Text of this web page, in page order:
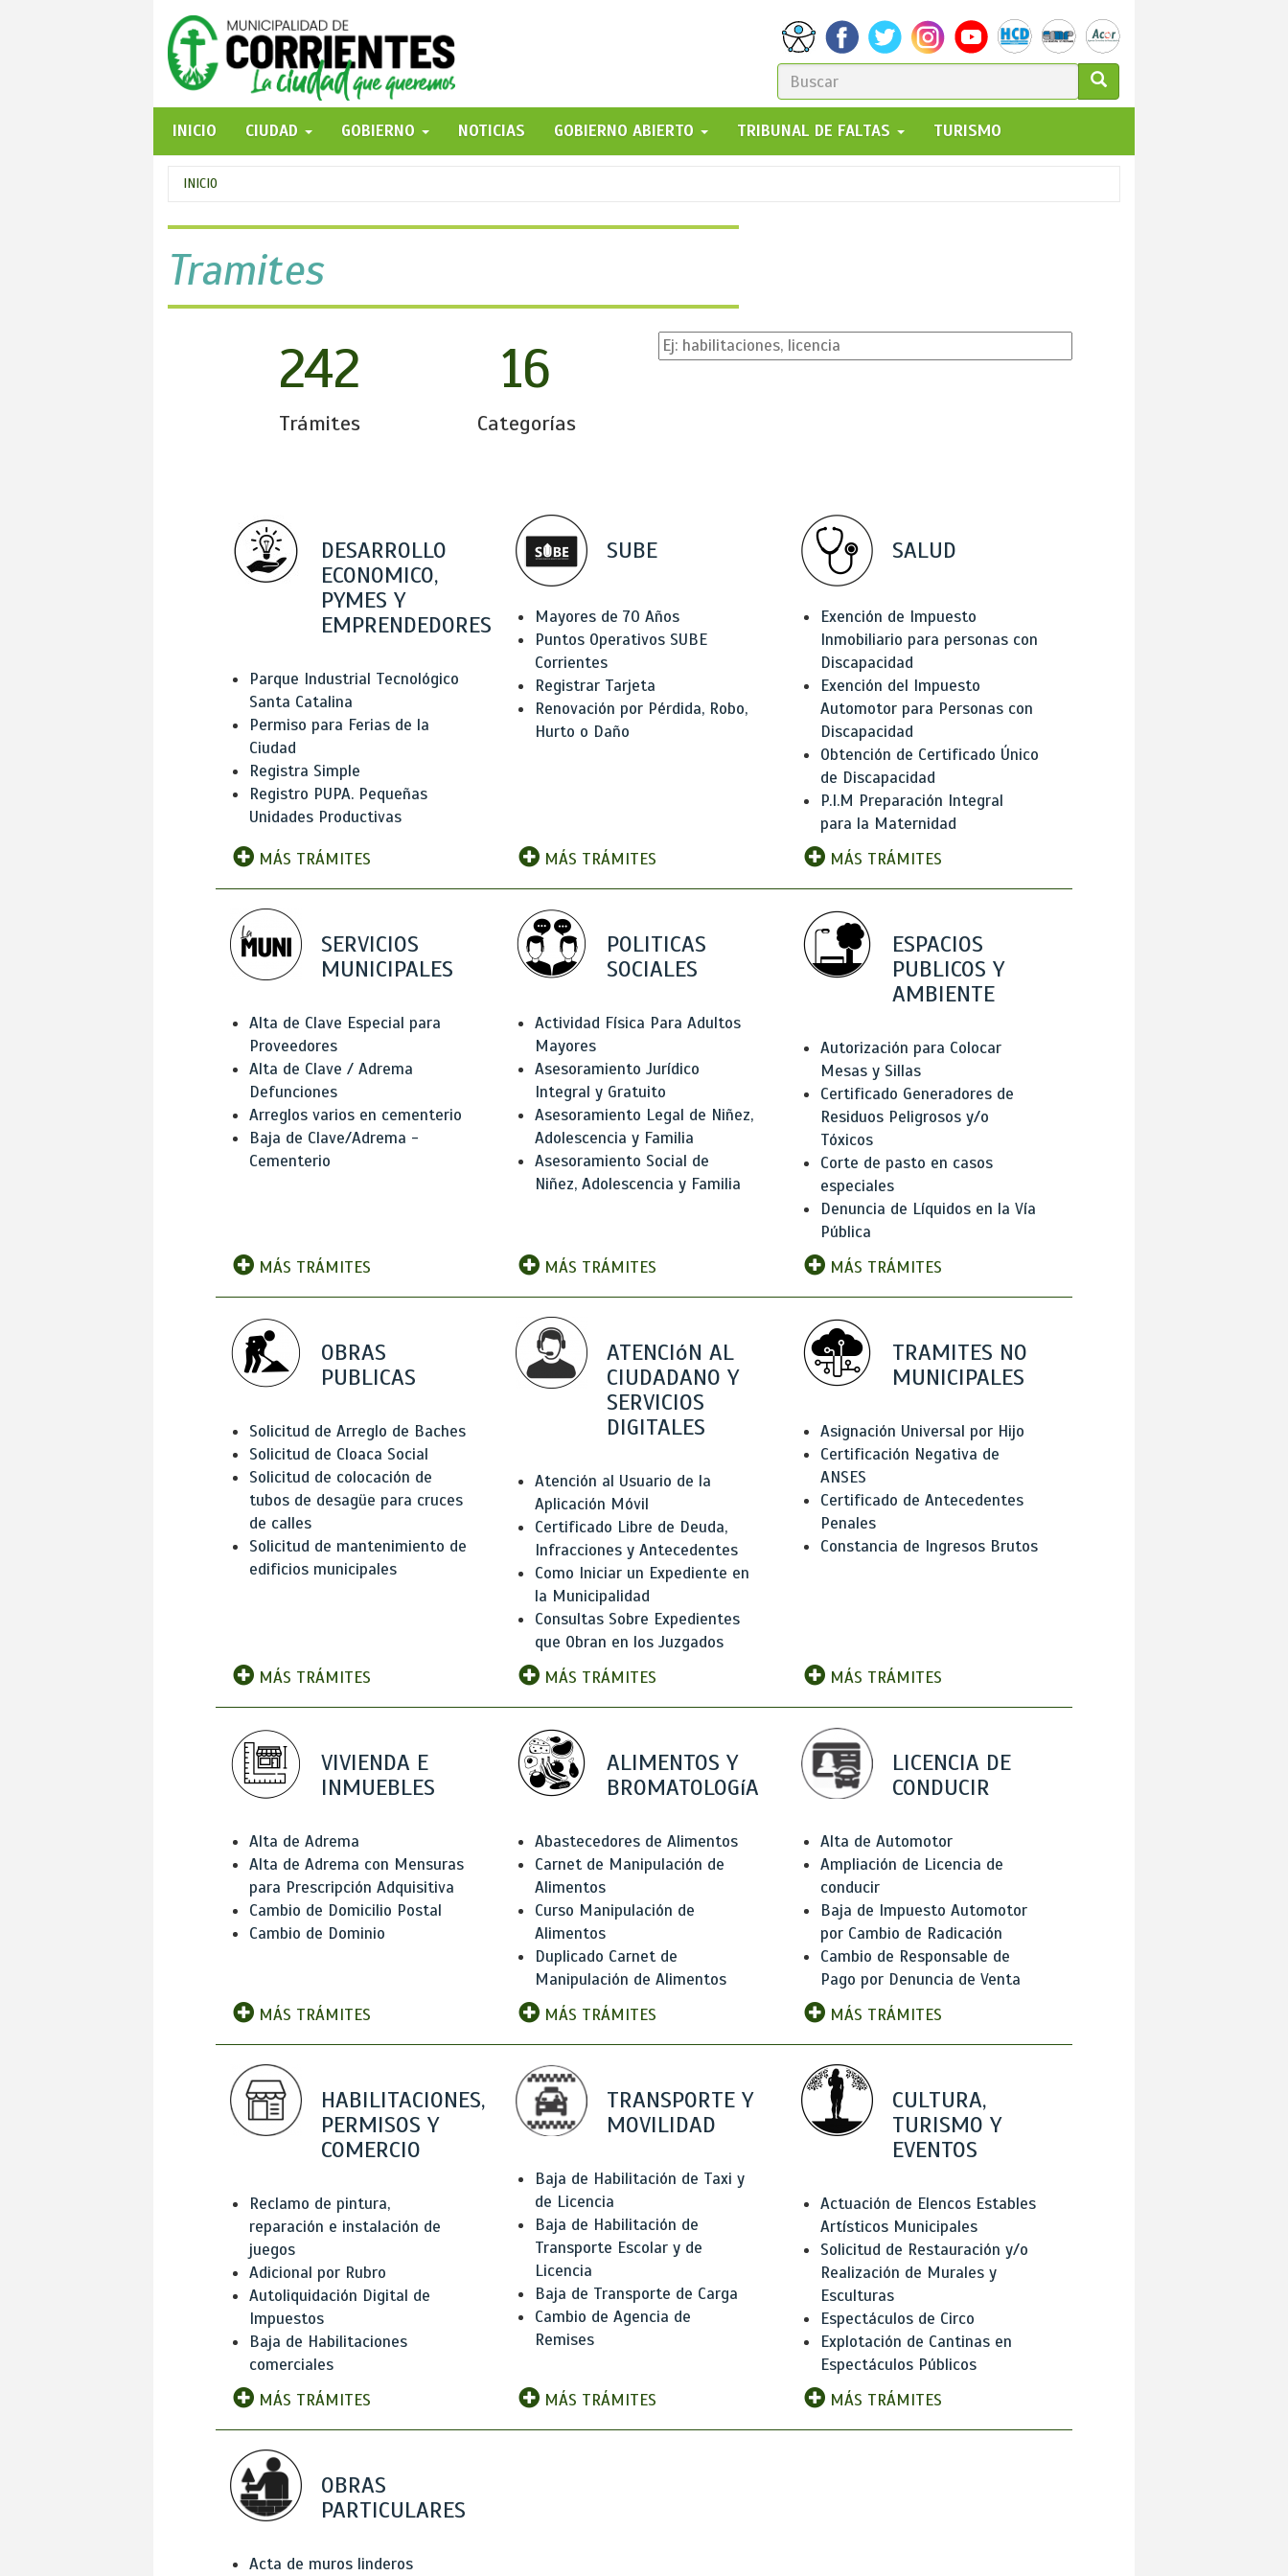
FORMULARIO
DE
BÚSQUEDA
GO!
INICIO
CIUDAD GOBIERNO NOTICIAS GOBIERNO ABIERTO TRIBUNAL DE FALTAS TURISMO
Se
encuentra
usted
aquí
INICIO
Tramites
242
Trámites
16
Categorías
DESARROLLO
ECONOMICO,
PYMES Y
EMPRENDEDORES
Parque Industrial Tecnológico
Santa Catalina
Permiso para Ferias de la
Ciudad
Registra Simple
Registro PUPA. Pequeñas
Unidades Productivas
MÁS TRÁMITES
SUBE
Mayores de 70 Años
Puntos Operativos SUBE
Corrientes
Registrar Tarjeta
Renovación por Pérdida, Robo,
Hurto o Daño
MÁS TRÁMITES
SALUD
Exención de Impuesto
Inmobiliario para personas con
Discapacidad
Exención del Impuesto
Automotor para Personas con
Discapacidad
Obtención de Certificado Único
de Discapacidad
P.I.M Preparación Integral
para la Maternidad
MÁS TRÁMITES
SERVICIOS
MUNICIPALES
Alta de Clave Especial para
Proveedores
Alta de Clave / Adrema
Defunciones
Arreglos varios en cementerio
Baja de Clave/Adrema -
Cementerio
MÁS TRÁMITES
POLITICAS
SOCIALES
Actividad Física Para Adultos
Mayores
Asesoramiento Jurídico
Integral y Gratuito
Asesoramiento Legal de Niñez,
Adolescencia y Familia
Asesoramiento Social de
Niñez, Adolescencia y Familia
MÁS TRÁMITES
ESPACIOS
PUBLICOS Y
AMBIENTE
Autorización para Colocar
Mesas y Sillas
Certificado Generadores de
Residuos Peligrosos y/o
Tóxicos
Corte de pasto en casos
especiales
Denuncia de Líquidos en la Vía
Pública
MÁS TRÁMITES
OBRAS
PUBLICAS
Solicitud de Arreglo de Baches
Solicitud de Cloaca Social
Solicitud de colocación de
tubos de desagüe para cruces
de calles
Solicitud de mantenimiento de
edificios municipales
MÁS TRÁMITES
ATENCIóN AL
CIUDADANO Y
SERVICIOS
DIGITALES
Atención al Usuario de la
Aplicación Móvil
Certificado Libre de Deuda,
Infracciones y Antecedentes
Como Iniciar un Expediente en
la Municipalidad
Consultas Sobre Expedientes
que Obran en los Juzgados
MÁS TRÁMITES
TRAMITES NO
MUNICIPALES
Asignación Universal por Hijo
Certificación Negativa de
ANSES
Certificado de Antecedentes
Penales
Constancia de Ingresos Brutos
MÁS TRÁMITES
VIVIENDA E
INMUEBLES
Alta de Adrema
Alta de Adrema con Mensuras
para Prescripción Adquisitiva
Cambio de Domicilio Postal
Cambio de Dominio
MÁS TRÁMITES
ALIMENTOS Y
BROMATOLOGíA
Abastecedores de Alimentos
Carnet de Manipulación de
Alimentos
Curso Manipulación de
Alimentos
Duplicado Carnet de
Manipulación de Alimentos
MÁS TRÁMITES
LICENCIA DE
CONDUCIR
Alta de Automotor
Ampliación de Licencia de
conducir
Baja de Impuesto Automotor
por Cambio de Radicación
Cambio de Responsable de
Pago por Denuncia de Venta
MÁS TRÁMITES
HABILITACIONES,
PERMISOS Y
COMERCIO
Reclamo de pintura,
reparación e instalación de
juegos
Adicional por Rubro
Autoliquidación Digital de
Impuestos
Baja de Habilitaciones
comerciales
MÁS TRÁMITES
TRANSPORTE Y
MOVILIDAD
Baja de Habilitación de Taxi y
de Licencia
Baja de Habilitación de
Transporte Escolar y de
Licencia
Baja de Transporte de Carga
Cambio de Agencia de
Remises
MÁS TRÁMITES
CULTURA,
TURISMO Y
EVENTOS
Actuación de Elencos Estables
Artísticos Municipales
Solicitud de Restauración y/o
Realización de Murales y
Esculturas
Espectáculos de Circo
Explotación de Cantinas en
Espectáculos Públicos
MÁS TRÁMITES
OBRAS
PARTICULARES
Acta de muros linderos